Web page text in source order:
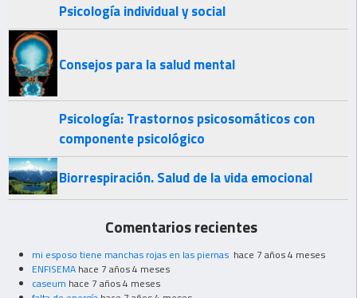
Psicología individual y social
Consejos para la salud mental
Psicología: Trastornos psicosomáticos con
componente psicológico
Biorrespiración. Salud de la vida emocional
Comentarios recientes
mi esposo tiene manchas rojas en las piernas hace 7 años 4 meses
ENFISEMA hace 7 años 4 meses
caseum hace 7 años 4 meses